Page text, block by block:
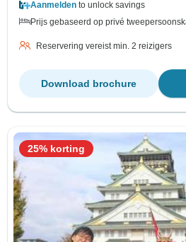
Aanmelden to unlock savings
Prijs gebaseerd op privé
Reservering vereist min. 2 reizigers
Download brochure
25% korting